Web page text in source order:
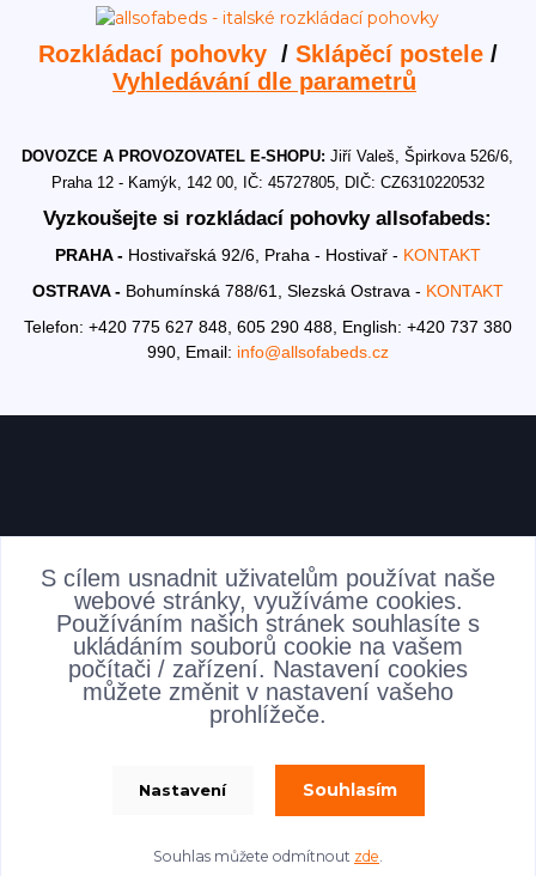
Rozkládací pohovky / Sklápěcí postele/
Vyhledávání dle parametrů
DOVOZCE A PROVOZOVATEL E-SHOPU:Jiří Valeš, Špirkova 526/6,
Praha 12 - Kamýk, 142 00, IČ: 45727805, DIČ: CZ6310220532
Vyzkoušejte si rozkládací pohovky allsofabeds:
PRAHA - Hostivařská 92/6, Praha - Hostivař - KONTAKT
OSTRAVA - Bohumínská 788/61, Slezská Ostrava - KONTAKT
Telefon: +420 775 627 848, 605 290 488, English: +420 737 380
990, Email: info@allsofabeds.cz
AKTUALITY
Vytvořeno na
Eshop-rychle.cz
S cílem usnadnit uživatelům používat naše
webové stránky, využíváme cookies.
Používáním našich stránek souhlasíte s
ukládáním souborů cookie na vašem
počítači / zařízení. Nastavení cookies
můžete změnit v nastavení vašeho
prohlížeče.
Nastavení Souhlasím
Souhlas můžete odmítnout zde